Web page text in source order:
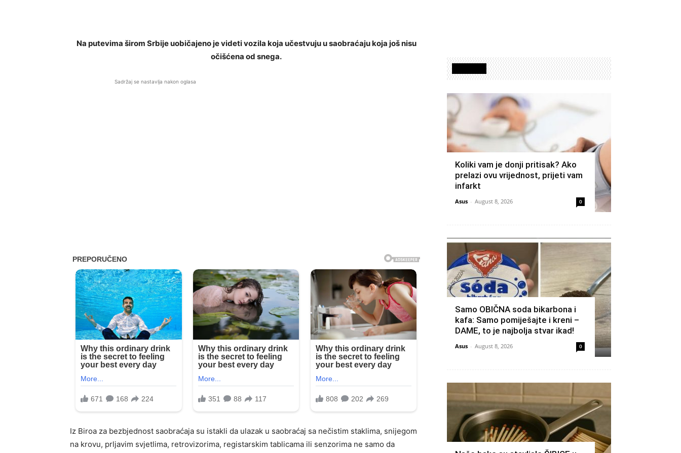
Na putevima širom Srbije uobičajeno je videti vozila koja učestvuju u saobraćaju koja još nisu
očišćena od snega.
Sadržaj se nastavlja nakon oglasa
Iz Biroa za bezbjednost saobraćaja su istakli da ulazak u saobraćaj sa nečistim staklima, snijegom
na krovu, prljavim svjetlima, retrovizorima, registarskim tablicama ili senzorima ne samo da
Koliki vam je donji pritisak? Ako
prelazi ovu vrijednost, prijeti vam
infarkt
Asus - August 8, 2026 0
Samo OBIČNA soda bikarbona i
kafa: Samo pomiješajte i kreni –
DAME, to je najbolja stvar ikad!
Asus - August 8, 2026 0